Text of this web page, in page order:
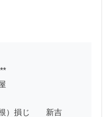
）損じ　　新吉